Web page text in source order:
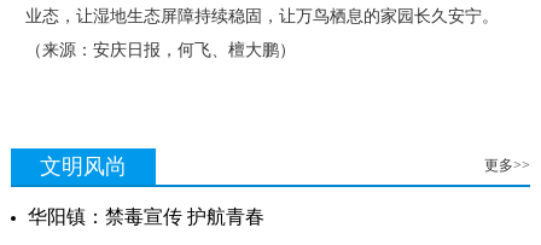
业态，让湿地生态屏障持续稳固，让万鸟栖息的家园长久安宁。
（来源：安庆日报，何飞、檀大鹏）
文明风尚 更多>>
华阳镇：禁毒宣传 护航青春